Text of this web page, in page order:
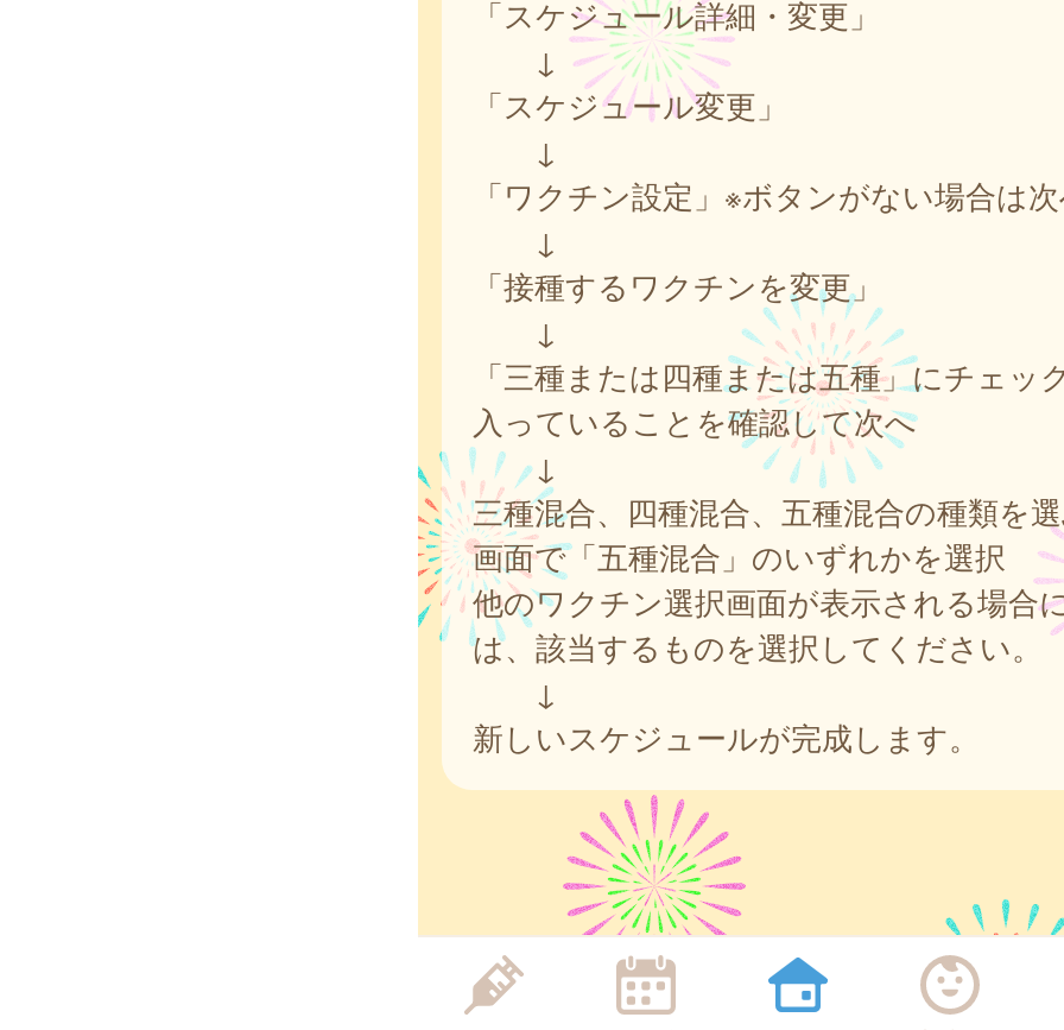
「スケジュール詳細・変更」
↓
「スケジュール変更」
↓
「ワクチン設定」※ボタンがない場合は
↓
「接種するワクチンを変更」
↓
「三種または四種または五種」にチェッ
入っていることを確認して次へ
↓
三種混合、四種混合、五種混合の種類を
画面で「五種混合」のいずれかを選択
他のワクチン選択画面が表示される場合
は、該当するものを選択してください。
↓
新しいスケジュールが完成します。